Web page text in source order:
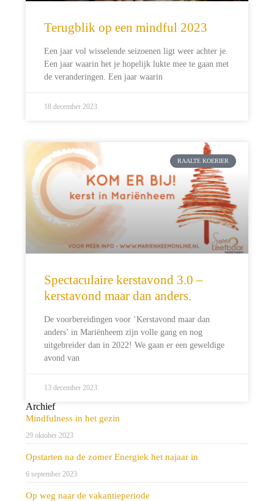
Terugblik op een mindful 2023
Een jaar vol wisselende seizoenen ligt weer achter je.
Een jaar waarin het je hopelijk lukte mee te gaan met
de veranderingen. Een jaar waarin
18 december 2023
RAALTE KOERIER
Spectaculaire kerstavond 3.0 –
kerstavond maar dan anders.
De voorbereidingen voor ‘Kerstavond maar dan
anders’ in Mariënheem zijn volle gang en nog
uitgebreider dan in 2022! We gaan er een geweldige
avond van
13 december 2023
Archief
Mindfulness in het gezin
29 oktober 2023
Opstarten na de zomer Energiek het najaar in
6 september 2023
Op weg naar de vakantieperiode